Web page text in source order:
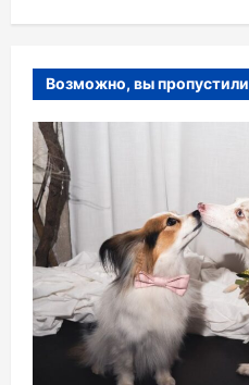
Возможно, вы пропустили